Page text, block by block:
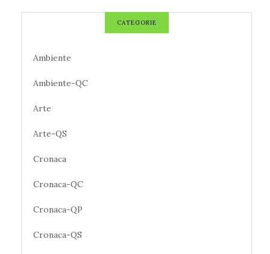
CATEGORIE
Ambiente
Ambiente-QC
Arte
Arte-QS
Cronaca
Cronaca-QC
Cronaca-QP
Cronaca-QS